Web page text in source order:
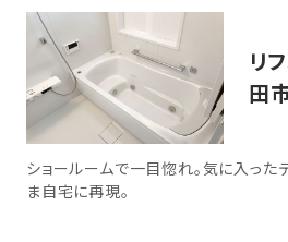
リ
田
ショールームで一目惚れ。気に入った
ま自宅に再現。